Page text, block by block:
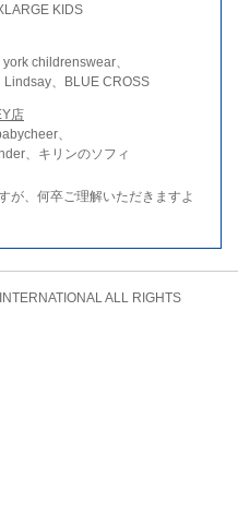
KIDS
childrenswear、
、BLUE CROSS
店
、
、キリンのソフィ
が、何卒ご理解いただきますよ